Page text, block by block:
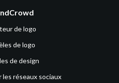
de logo
de logo
de design
les réseaux sociaux